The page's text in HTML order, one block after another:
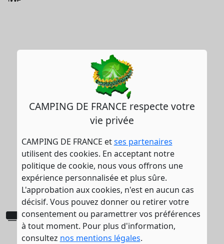
CAMPING DE FRANCE respecte votre
vie privée
CAMPING DE FRANCE etses partenaires
utilisent des cookies. En acceptant notre
politique de cookie, nous vous offrons une
expérience personnalisée et plus sûre.
L'approbation aux cookies, n'est en aucun cas
décisif. Vous pouvez donner ou retirer votre
consentement ou paramettrer vos préférences
à tout moment. Pour plus d'information,
consultez nos mentions légales.
Salle de télévision